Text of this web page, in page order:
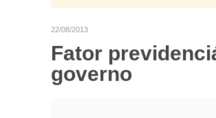
22/08/2013
Fator
governo